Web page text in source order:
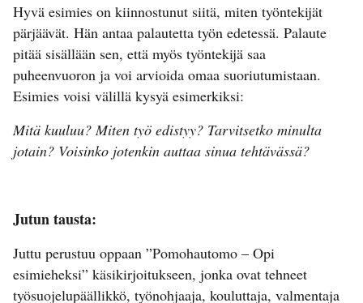
Hyvä esimies on kiinnostunut siitä, miten työntekijät
pärjäävät. Hän antaa palautetta työn edetessä. Palaute
pitää sisällään sen, että myös työntekijä saa
puheenvuoron ja voi arvioida omaa suoriutumistaan.
Esimies voisi välillä kysyä esimerkiksi:
Mitä kuuluu? Miten työ edistyy? Tarvitsetko minulta
jotain? Voisinko jotenkin auttaa sinua tehtävässä?
Jutun tausta:
Juttu perustuu oppaan ”Pomohautomo – Opi
esimieheksi” käsikirjoitukseen, jonka ovat tehneet
työsuojelupäällikkö, työnohjaaja, kouluttaja, valmentaja